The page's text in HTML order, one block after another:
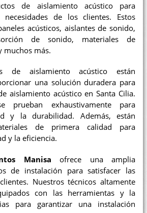
de aislamiento acústico para
de los clientes. Estos
acústicos, aislantes de sonido,
de sonido, materiales de
muchos más.
de aislamiento acústico están
una solución duradera para
aislamiento acústico en Santa Cilia.
prueban exhaustivamente para
y la durabilidad. Además, están
de primera calidad para
y la eficiencia.
Manisa ofrece una amplia
de instalación para satisfacer las
Nuestros técnicos altamente
con las herramientas y la
para garantizar una instalación